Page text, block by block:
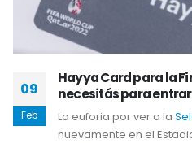
09
Feb
Hayya Card para la
necesitás para entrar
La euforia por ver a la
nuevamente en el